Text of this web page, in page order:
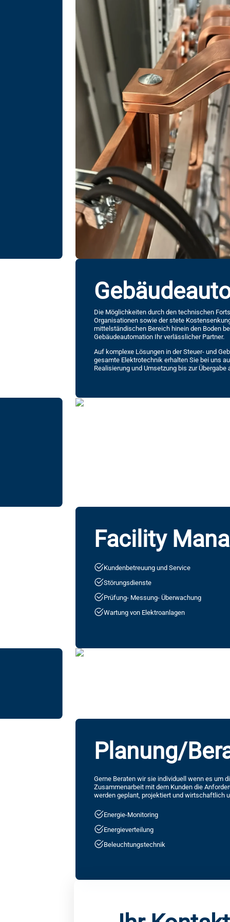
Die Möglichkeiten durch den technischen
Organisationen sowie der stete
mittelständischen Bereich hinein den Boden
Gebäudeautomation Ihr verlässlicher Partner.
Auf komplexe Lösungen in der Steuer- und
gesamte Elektrotechnik erhalten Sie bei uns
Realisierung und Umsetzung bis zur Übergabe
Facility
Kundenbetreuung und Service
Störungsdienste
Prüfung- Messung- Überwachung
Wartung von Elektroanlagen
Planung/
Gerne Beraten wir sie individuell wenn es um
Zusammenarbeit mit dem Kunden die
werden geplant, projektiert und wirtschaftlich
Energie-Monitoring
Energieverteilung
Beleuchtungstechnik